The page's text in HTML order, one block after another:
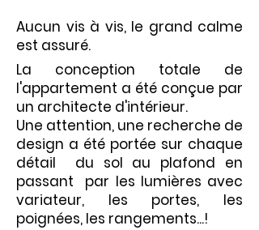
Aucun vis à vis, le grand calme
est assuré.
La conception totale de
l'appartement a été conçue par
un architecte d'intérieur.
Une attention, une recherche de
design a été portée sur chaque
détail du sol au plafond en
passant par les lumières avec
variateur, les portes, les
poignées, les rangements...!